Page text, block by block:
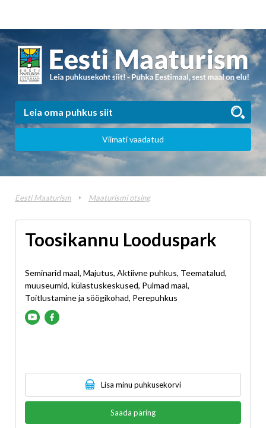
Viimati vaadatud
Eesti Maaturism Maaturismi otsing
Toosikannu Looduspark
Seminarid maal, Majutus, Aktiivne puhkus, Teematalud,
muuseumid, külastuskeskused, Pulmad maal,
Toitlustamine ja söögikohad, Perepuhkus
Lisa minu puhkusekorvi
Saada päring